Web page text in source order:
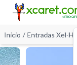
Inicio / Entradas Xel-Há